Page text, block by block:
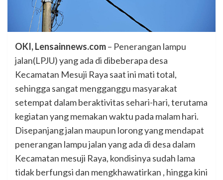
OKI, Lensainnews.com– Penerangan lampu
jalan(LPJU) yang ada di dibeberapa desa
Kecamatan Mesuji Raya saat ini mati total,
sehingga sangat mengganggu masyarakat
setempat dalam beraktivitas sehari-hari, terutama
kegiatan yang memakan waktu pada malam hari.
Disepanjang jalan maupun lorong yang mendapat
penerangan lampu jalan yang ada di desa dalam
Kecamatan mesuji Raya, kondisinya sudah lama
tidak berfungsi dan mengkhawatirkan , hingga kini